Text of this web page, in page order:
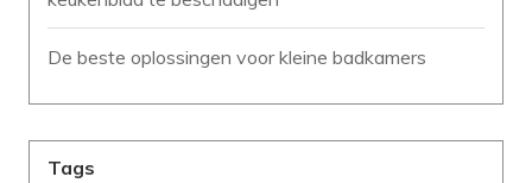
De beste oplossingen voor kleine badkamers
Tags